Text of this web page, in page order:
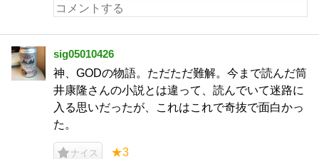
sig05010426
神、GODの物語。ただただ難解。今まで読んだ筒
井康隆さんの小説とは違って、読んでいて迷路に
入る思いだったが、これはこれで奇抜で面白かっ
た。
ナイス ★3